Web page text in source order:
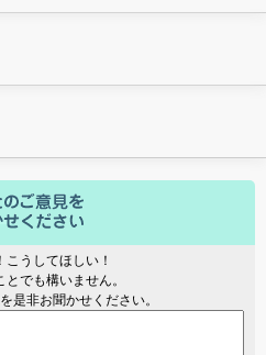
こうしてほしい！
とでも構いません。
是非お聞かせください。